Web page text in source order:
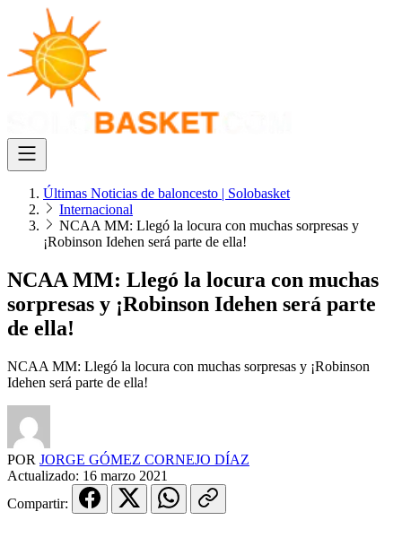
Últimas Noticias de baloncesto | Solobasket
Internacional
NCAA MM: Llegó la locura con muchas sorpresas y
¡Robinson Idehen será parte de ella!
NCAA MM: Llegó la locura con muchas
sorpresas y ¡Robinson Idehen será parte
de ella!
NCAA MM: Llegó la locura con muchas sorpresas y ¡Robinson
Idehen será parte de ella!
POR JORGE GÓMEZ CORNEJO DÍAZ
Actualizado: 16 marzo 2021
Compartir: